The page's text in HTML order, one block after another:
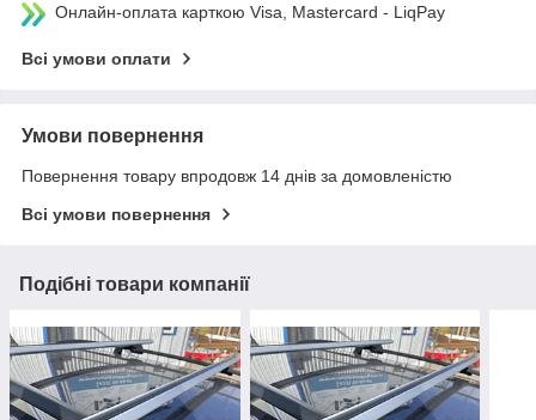
Онлайн-оплата карткою Visa, Mastercard - LiqPay
Всі умови оплати
Умови повернення
Повернення товару впродовж 14 днів за домовленістю
Всі умови повернення
Подібні товари компанії